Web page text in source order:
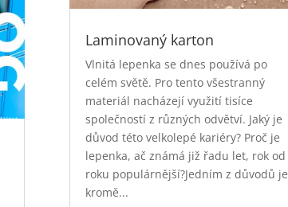
Laminovaný karton
Vlnitá lepenka se dnes používá po
celém světě. Pro tento všestranný
materiál nacházejí využití tisíce
společností z různých odvětví. Jaký je
důvod této velkolepé kariéry? Proč je
lepenka, ač známá již řadu let, rok od
roku populárnější?Jedním z důvodů je
kromě...